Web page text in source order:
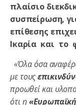
πλαίσιο
συσπείρωση,
επίθεσης
Ικαρία και το
«Όλα όσα
με τους
προωθεί και
ότι η